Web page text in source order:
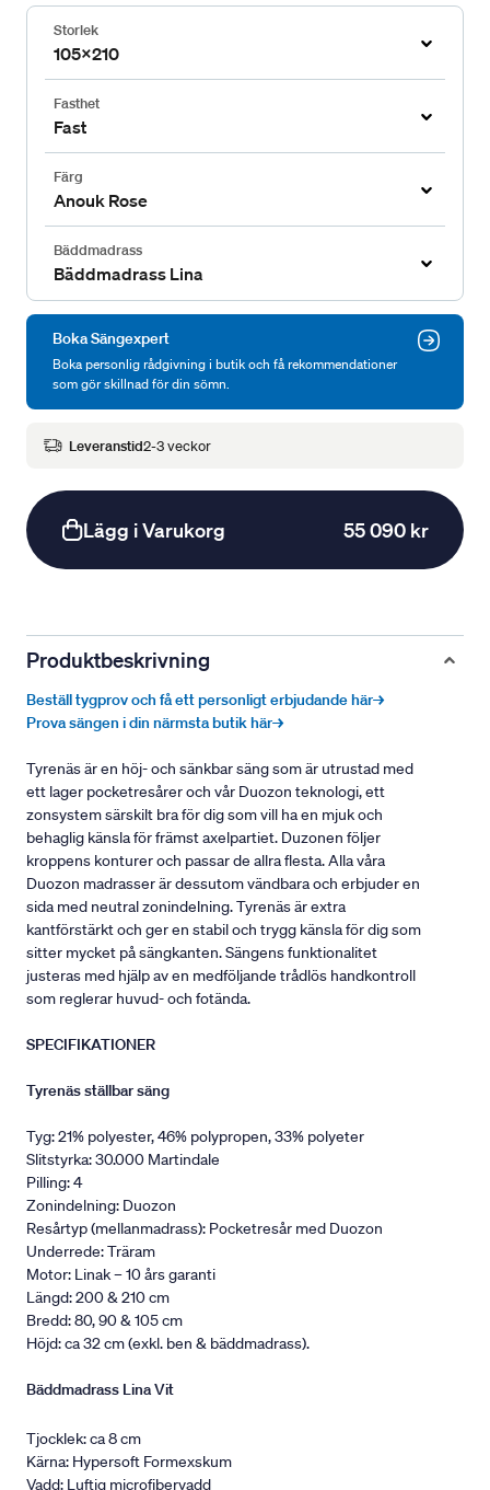
Storlek
105x210
Fasthet
Fast
Färg
Anouk Rose
Bäddmadrass
Bäddmadrass Lina
Boka Sängexpert
Boka personlig rådgivning i butik och få rekommendationer
som gör skillnad för din sömn.
Leveranstid2-3 veckor
Lägg i Varukorg 55 090 kr
Produktbeskrivning
Beställ tygprov och få ett personligt erbjudande här→
Prova sängen i din närmsta butik här→
Tyrenäs är en höj- och sänkbar säng som är utrustad med
ett lager pocketresårer och vår Duozon teknologi, ett
zonsystem särskilt bra för dig som vill ha en mjuk och
behaglig känsla för främst axelpartiet. Duzonen följer
kroppens konturer och passar de allra flesta. Alla våra
Duozon madrasser är dessutom vändbara och erbjuder en
sida med neutral zonindelning. Tyrenäs är extra
kantförstärkt och ger en stabil och trygg känsla för dig som
sitter mycket på sängkanten. Sängens funktionalitet
justeras med hjälp av en medföljande trådlös handkontroll
som reglerar huvud- och fotända.
SPECIFIKATIONER
Tyrenäs ställbar säng
Tyg: 21% polyester, 46% polypropen, 33% polyeter
Slitstyrka: 30.000 Martindale
Pilling: 4
Zonindelning: Duozon
Resårtyp (mellanmadrass): Pocketresår med Duozon
Underrede: Träram
Motor: Linak – 10 års garanti
Längd: 200 & 210 cm
Bredd: 80, 90 & 105 cm
Höjd: ca 32 cm (exkl. ben & bäddmadrass).
Bäddmadrass Lina Vit
Tjocklek: ca 8 cm
Kärna: Hypersoft Formexskum
Vadd: Luftig microfibervadd